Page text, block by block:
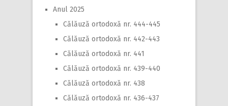
Anul 2025
Călăuză ortodoxă nr. 444-445
Călăuză ortodoxă nr. 442-443
Călăuză ortodoxă nr. 441
Călăuză ortodoxă nr. 439-440
Călăuză ortodoxă nr. 438
Călăuză ortodoxă nr. 436-437